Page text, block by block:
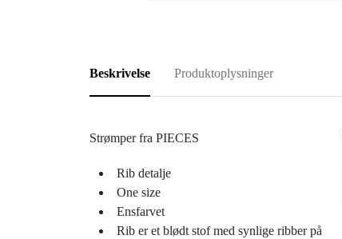
Beskrivelse Produktoplysninger
Strømper fra PIECES
Rib detalje
One size
Ensfarvet
Rib er et blødt stof med synlige ribber på